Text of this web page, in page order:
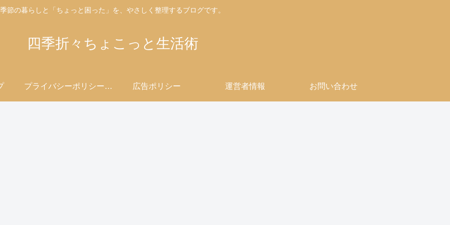
季節の暮らしと「ちょっと困った」を、やさしく整理するブログです。
四季折々ちょこっと生活術
プライバシーポリシー・免責事項 広告ポリシー 運営者情報 お問い合わせ